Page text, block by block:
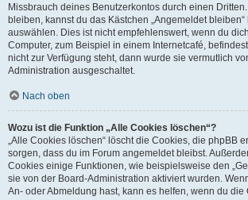
Missbrauch deines Benutzerkontos durch einen
bleiben, kannst du das Kästchen „Angemeldet
auswählen. Dies ist nicht empfehlenswert, wenn du
Computer, zum Beispiel in einem Internetcafé,
nicht zur Verfügung steht, dann wurde sie vermutlich
Administration ausgeschaltet.
Nach oben
Wozu ist die Funktion „Alle Cookies löschen“?
„Alle Cookies löschen“ löscht die Cookies, die phpBB
sorgen, dass du im Forum angemeldet bleibst.
Cookies einige Funktionen, wie beispielsweise den
sie von der Board-Administration aktiviert wurden.
An- oder Abmeldung hast, kann es helfen, wenn du die